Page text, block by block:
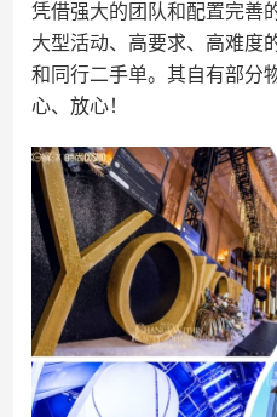
凭借强大的团队和配置完善
大型活动、高要求、高难度
和同行二手单。其自有部分
心、放心！